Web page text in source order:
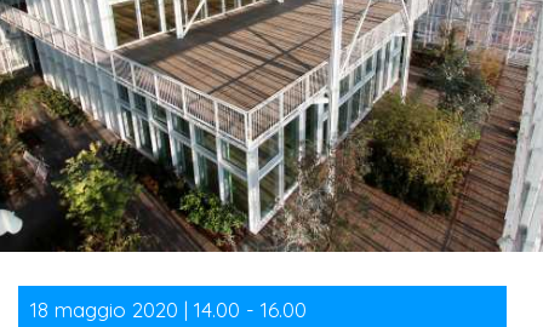
18 maggio 2020 | 14.00 - 16.00